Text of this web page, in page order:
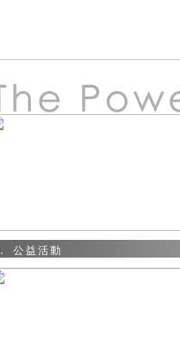
． 公益活動